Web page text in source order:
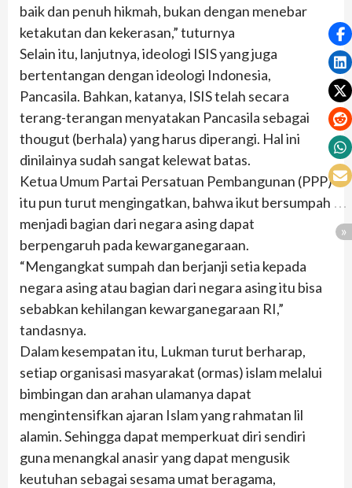
baik dan penuh hikmah, bukan dengan menebar
ketakutan dan kekerasan,” tuturnya
Selain itu, lanjutnya, ideologi ISIS yang juga
bertentangan dengan ideologi Indonesia,
Pancasila. Bahkan, katanya, ISIS telah secara
terang-terangan menyatakan Pancasila sebagai
thougut (berhala) yang harus diperangi. Hal ini
dinilainya sudah sangat kelewat batas.
Ketua Umum Partai Persatuan Pembangunan (PPP)
itu pun turut mengingatkan, bahwa ikut bersumpah
menjadi bagian dari negara asing dapat
berpengaruh pada kewarganegaraan.
“Mengangkat sumpah dan berjanji setia kepada
negara asing atau bagian dari negara asing itu bisa
sebabkan kehilangan kewarganegaraan RI,”
tandasnya.
Dalam kesempatan itu, Lukman turut berharap,
setiap organisasi masyarakat (ormas) islam melalui
bimbingan dan arahan ulamanya dapat
mengintensifkan ajaran Islam yang rahmatan lil
alamin. Sehingga dapat memperkuat diri sendiri
guna menangkal anasir yang dapat mengusik
keutuhan sebagai sesama umat beragama,